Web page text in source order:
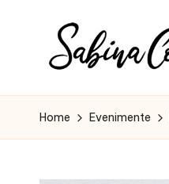
S
a
creator
de
Home Evenimente